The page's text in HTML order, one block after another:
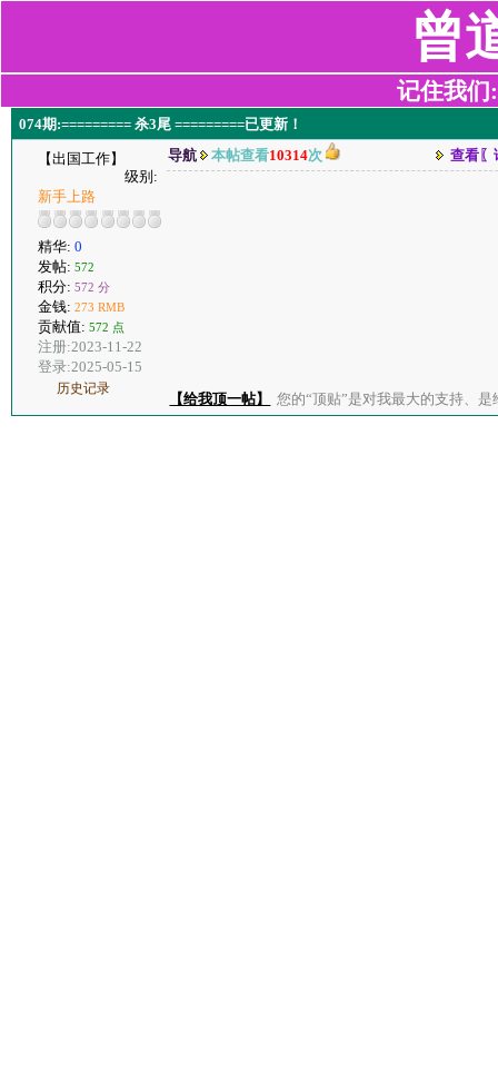
曾
记住我们
074期:========= 杀3尾 =========已更新！
【出国工作】
级别:
新手上路
精华: 0
发帖: 572
积分: 572 分
金钱: 273 RMB
贡献值: 572 点
注册:2023-11-22
登录:2025-05-15
历史记录
导航 本帖查看10314次 查看〖
【给我顶一帖】 您的“顶贴”是对我最大的支持、